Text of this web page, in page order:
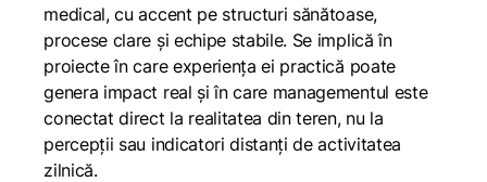
medical, cu accent pe structuri sănătoase,
procese clare și echipe stabile. Se implică în
proiecte în care experiența ei practică poate
genera impact real și în care managementul este
conectat direct la realitatea din teren, nu la
percepții sau indicatori distanți de activitatea
zilnică.